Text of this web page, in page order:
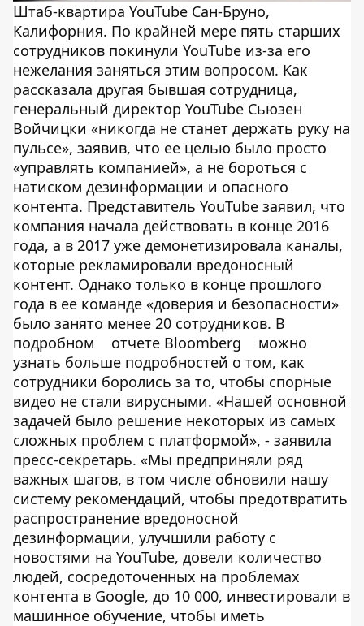
Штаб-квартира YouTube Сан-Бруно,
Калифорния. По крайней мере пять старших
сотрудников покинули YouTube из-за его
нежелания заняться этим вопросом. Как
рассказала другая бывшая сотрудница,
генеральный директор YouTube Сьюзен
Войчицки «никогда не станет держать руку на
пульсе», заявив, что ее целью было просто
«управлять компанией», а не бороться с
натиском дезинформации и опасного
контента. Представитель YouTube заявил, что
компания начала действовать в конце 2016
года, а в 2017 уже демонетизировала каналы,
которые рекламировали вредоносный
контент. Однако только в конце прошлого
года в ее команде «доверия и безопасности»
было занято менее 20 сотрудников. В
подробном
отчете Bloomberg
можно
узнать больше подробностей о том, как
сотрудники боролись за то, чтобы спорные
видео не стали вирусными. «Нашей основной
задачей было решение некоторых из самых
сложных проблем с платформой», - заявила
пресс-секретарь. «Мы предприняли ряд
важных шагов, в том числе обновили нашу
систему рекомендаций, чтобы предотвратить
распространение вредоносной
дезинформации, улучшили работу с
новостями на YouTube, довели количество
людей, сосредоточенных на проблемах
контента в Google, до 10 000, инвестировали в
машинное обучение, чтобы иметь